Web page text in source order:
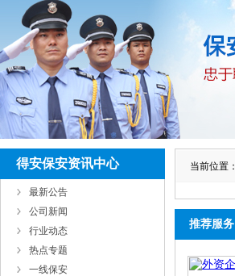
得安保安资讯中心
最新公告
公司新闻
行业动态
热点专题
一线保安
当前位置：
推荐服务